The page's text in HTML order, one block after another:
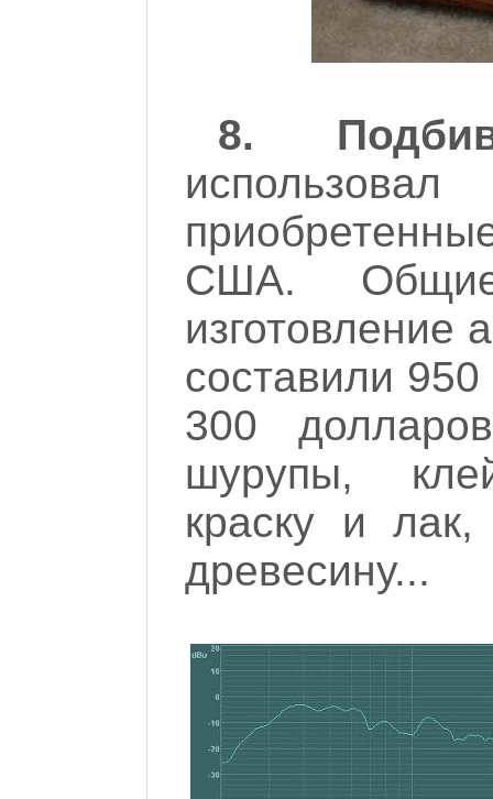
8.
США.
изготовление
составили
300
шурупы,
краску и
древесину...